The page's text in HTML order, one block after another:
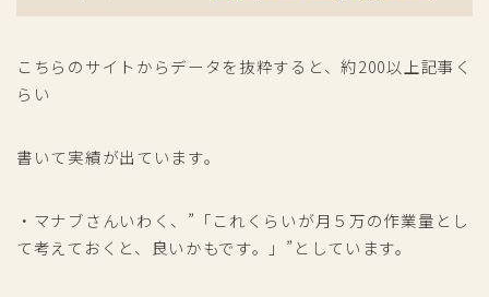
こちらのサイトからデータを抜粋すると、約200以上記事く
らい
書いて実績が出ています。
・マナブさんいわく、”「これくらいが月５万の作業量とし
て考えておくと、良いかもです。」”としています。